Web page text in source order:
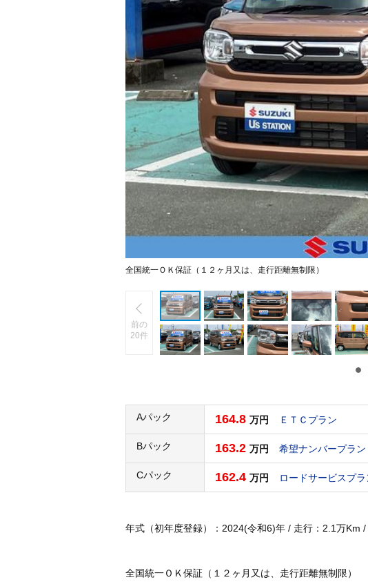
全国統一ＯＫ保証（１２ヶ月又は、走行距離無制限）
前の
20件
Aパック 164.8 万円 ＥＴＣプラン
Bパック 163.2 万円 希望ナンバープラン
Cパック 162.4 万円 ロードサービスプラ
年式（初年度登録）：2024(令和6)年 / 走行：2.1万Km
全国統一ＯＫ保証（１２ヶ月又は、走行距離無制限）